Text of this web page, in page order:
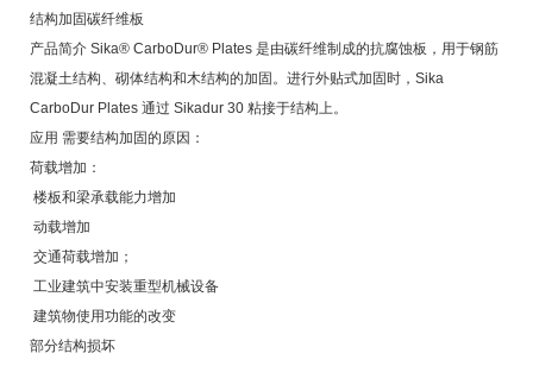
结构加固碳纤维板
产品简介 Sika® CarboDur® Plates 是由碳纤维制成的抗腐蚀板，用于钢筋
混凝土结构、砌体结构和木结构的加固。进行外贴式加固时，Sika
CarboDur Plates 通过 Sikadur 30 粘接于结构上。
应用 需要结构加固的原因：
荷载增加：
 楼板和梁承载能力增加
 动载增加
 交通荷载增加；
 工业建筑中安装重型机械设备
 建筑物使用功能的改变
部分结构损坏